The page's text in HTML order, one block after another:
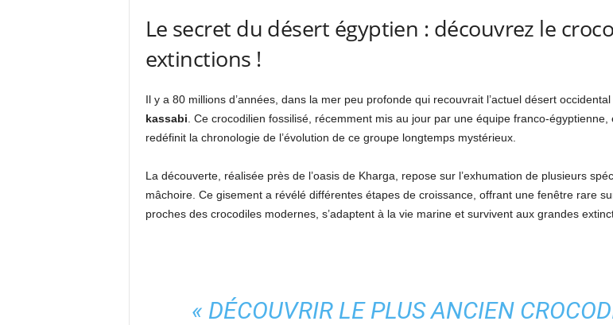
Le secret du désert égyptien : découvrez le
extinctions !
Il y a 80 millions d’années, dans la mer peu profonde qui recouvrait l’actuel désert
kassabi . Ce crocodilien fossilisé, récemment mis au jour par une équipe franco-
redéfinit la chronologie de l’évolution de ce groupe longtemps mystérieux.
La découverte, réalisée près de l’oasis de Kharga, repose sur l’exhumation de plusieurs
mâchoire. Ce gisement a révélé différentes étapes de croissance, offrant une fenêtre rare
proches des crocodiles modernes, s’adaptent à la vie marine et survivent aux grandes
« DÉCOUVRIR LE PLUS ANCIEN